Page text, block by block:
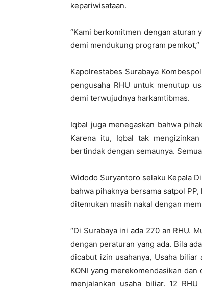
kepariwisataan.
“Kami berkomitmen dengan aturan
demi mendukung program
Kapolrestabes Surabaya
pengusaha RHU untuk menutup
demi terwujudnya harkamtibmas.
Iqbal juga menegaskan bahwa
Karena itu, Iqbal tak
bertindak dengan semaunya.
Widodo Suryantoro selaku Kepala
bahwa pihaknya bersama satpol
ditemukan masih nakal dengan
“Di Surabaya ini ada 270 an RHU.
dengan peraturan yang ada. Bila
dicabut izin usahanya, Usaha biliar
KONI yang merekomendasikan
menjalankan usaha biliar. 12